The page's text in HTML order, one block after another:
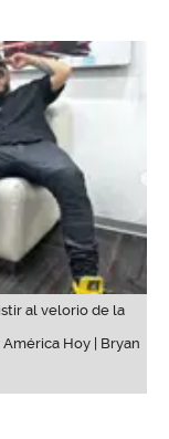
al velorio de la
América Hoy | Bryan